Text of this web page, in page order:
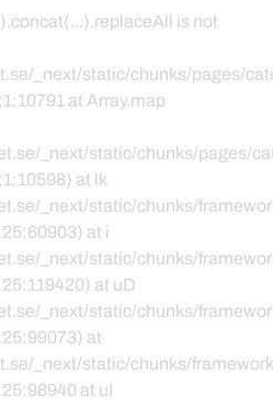
is not
_next/static/chunks/pages/
at Array.map
_next/static/chunks/pages/
at lk
_next/static/chunks/
at i
_next/static/chunks/
at uD
_next/static/chunks/
at
_next/static/chunks/
at uI